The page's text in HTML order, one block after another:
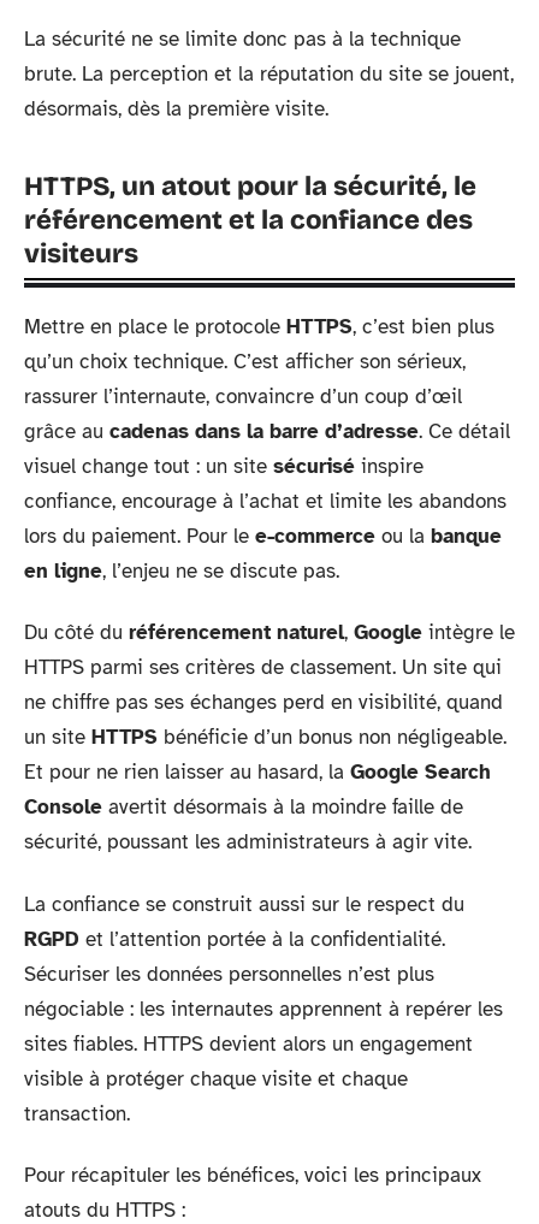
La sécurité ne se limite donc pas à la technique
brute. La perception et la réputation du site se jouent,
désormais, dès la première visite.
HTTPS, un atout pour la sécurité, le
référencement et la confiance des
visiteurs
Mettre en place le protocole HTTPS, c’est bien plus
qu’un choix technique. C’est afficher son sérieux,
rassurer l’internaute, convaincre d’un coup d’œil
grâce au cadenas dans la barre d’adresse. Ce détail
visuel change tout : un site sécurisé inspire
confiance, encourage à l’achat et limite les abandons
lors du paiement. Pour le e-commerce ou la banque
en ligne, l’enjeu ne se discute pas.
Du côté du référencement naturel, Google intègre le
HTTPS parmi ses critères de classement. Un site qui
ne chiffre pas ses échanges perd en visibilité, quand
un site HTTPS bénéficie d’un bonus non négligeable.
Et pour ne rien laisser au hasard, la Google Search
Console avertit désormais à la moindre faille de
sécurité, poussant les administrateurs à agir vite.
La confiance se construit aussi sur le respect du
RGPD et l’attention portée à la confidentialité.
Sécuriser les données personnelles n’est plus
négociable : les internautes apprennent à repérer les
sites fiables. HTTPS devient alors un engagement
visible à protéger chaque visite et chaque
transaction.
Pour récapituler les bénéfices, voici les principaux
atouts du HTTPS :